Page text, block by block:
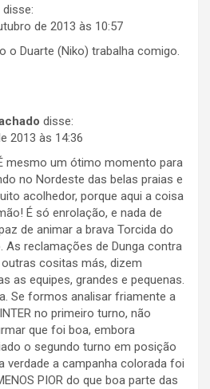
disse:
de 2013 às 10:57
o Duarte (Niko) trabalha comigo.
disse:
2013 às 14:36
mesmo um ótimo momento para
no Nordeste das belas praias e
acolhedor, porque aqui a coisa
É só enrolação, e nada de
de animar a brava Torcida do
As reclamações de Dunga contra
cositas más, dizem
as equipes, grandes e pequenas.
Se formos analisar friamente a
no primeiro turno, não
que foi boa, embora
o segundo turno em posição
verdade a campanha colorada foi
PIOR do que boa parte das